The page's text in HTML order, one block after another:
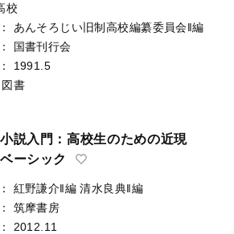
校
：
あんそろじい旧制高校編纂委員会‖編
：
国書刊行会
：
1991.5
図書
説入門：高校生のための近現
ーシック
： 紅野謙介‖編 清水良典‖編
：
筑摩書房
：
2012.11